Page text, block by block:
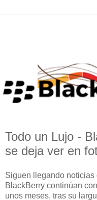
Todo un Lujo -
se deja ver en
Siguen llegando noticias
BlackBerry continúan
unos meses, tras su